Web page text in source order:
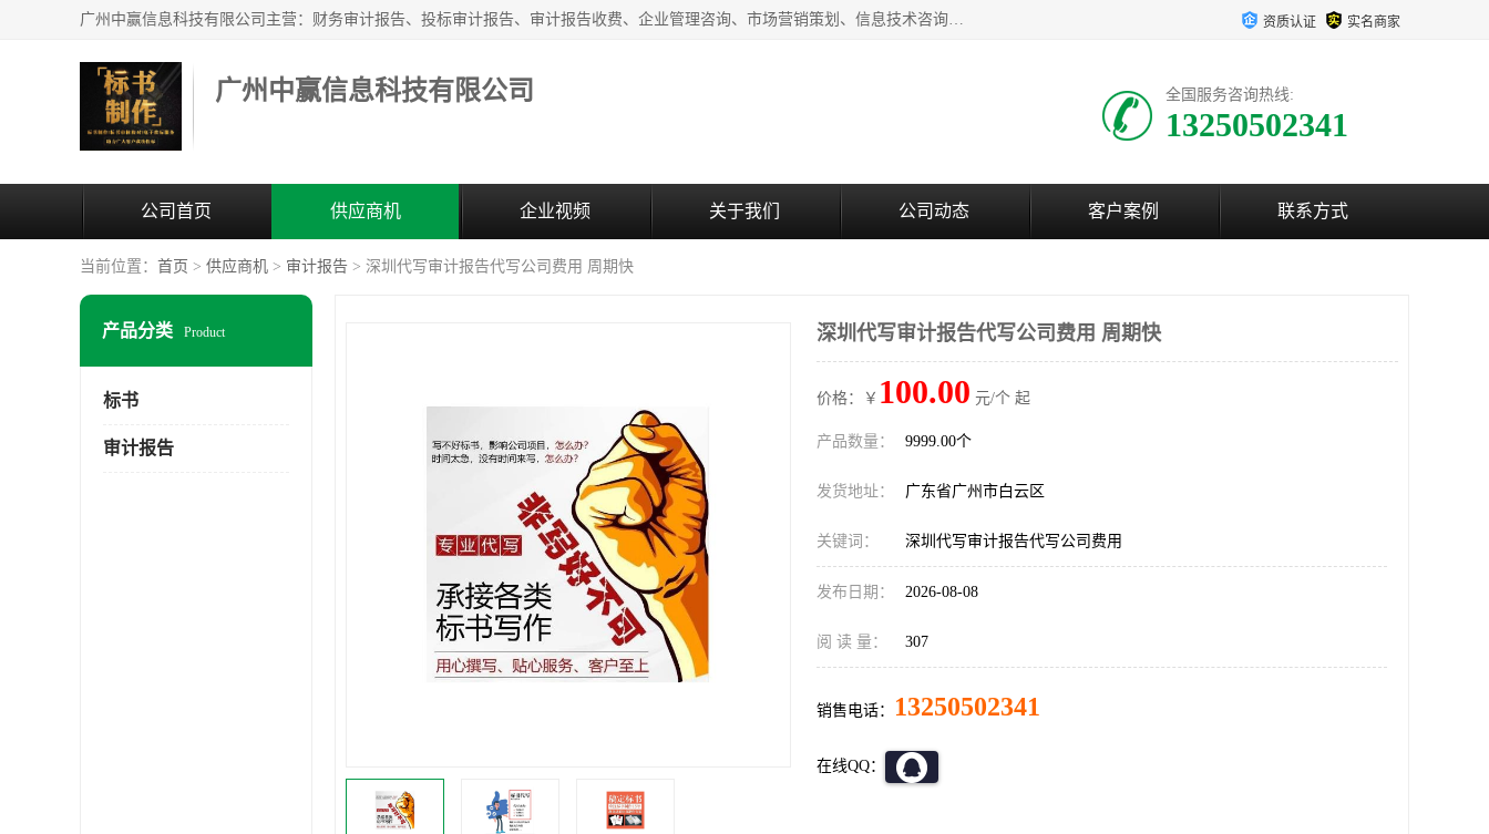
广州中赢信息科技有限公司主营：财务审计报告、投标审计报告、审计报告收费、企业管理咨询、市场营销策划、信息技术咨询服务、广告制作、会议及展览服务、软件开发 资质认证 实名商家
广州中赢信息科技有限公司 全国服务咨询热线:
13250502341
公司首页 供应商机 企业视频 关于我们 公司动态 客户案例 联系方式
当前位置： 首页 > 供应商机 > 审计报告 > 深圳代写审计报告代写公司费用 周期快
产品分类 Product
标书
审计报告
深圳代写审计报告代写公司费用 周期快
价格：￥ 100.00 元/个 起
产品数量： 9999.00个
发货地址： 广东省广州市白云区
关键词： 深圳代写审计报告代写公司费用
发布日期： 2026-08-08
阅 读 量： 307
销售电话： 13250502341
在线QQ：